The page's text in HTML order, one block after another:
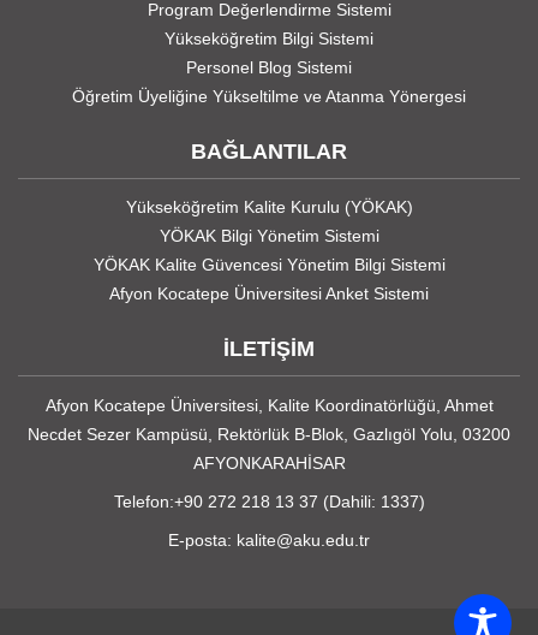
Program Değerlendirme Sistemi
Yükseköğretim Bilgi Sistemi
Personel Blog Sistemi
Öğretim Üyeliğine Yükseltilme ve Atanma Yönergesi
BAĞLANTILAR
Yükseköğretim Kalite Kurulu (YÖKAK)
YÖKAK Bilgi Yönetim Sistemi
YÖKAK Kalite Güvencesi Yönetim Bilgi Sistemi
Afyon Kocatepe Üniversitesi Anket Sistemi
İLETİŞİM
Afyon Kocatepe Üniversitesi, Kalite Koordinatörlüğü, Ahmet
Necdet Sezer Kampüsü, Rektörlük B-Blok, Gazlıgöl Yolu, 03200
AFYONKARAHİSAR
Telefon:+90 272 218 13 37 (Dahili: 1337)
E-posta: kalite@aku.edu.tr